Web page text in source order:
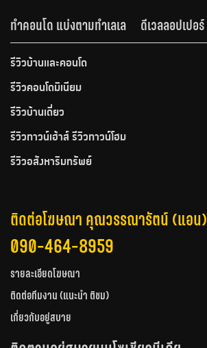
ทำคอนโด แบ่งตามทำเลเล
ดีเวลลอปเปอร์
รีวิวบ้านและคอนโด
รีวิวคอนโดมิเนียม
รีวิวบ้านเดี่ยว
รีวิวทาวน์เฮ้าส์ รีวิวทาวน์โฮม
รีวิวอสังหาริมทรัพย์
ติดต่อโฆษณา คุณวรรณารัตน์ (แอน)
090-464-8959
รายละเอียดโฆษณา
ติดต่อทีมงาน (แนะนำ ติชม)
เกี่ยวกับอยู่สบาย